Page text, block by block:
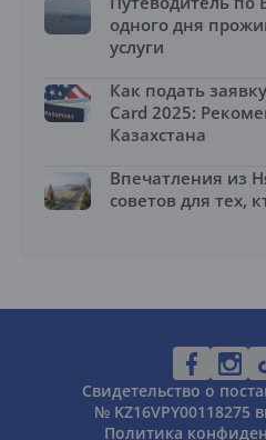
одного дня
услуги
Как подать
Card 2025:
Казахстана
Впечатления из
советов для тех,
Свидетельство о
№ KZ16VPY00118275
Политика